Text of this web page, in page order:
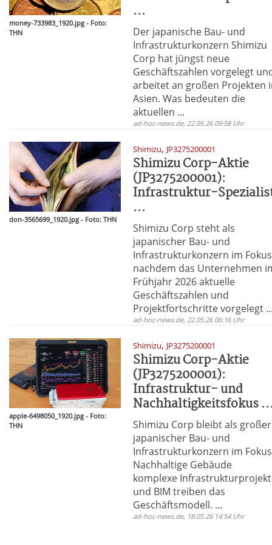
money-733983_1920.jpg - Foto:
THN
...
Der japanische Bau- und
Infrastrukturkonzern Shimizu
Corp hat jüngst neue
Geschäftszahlen vorgelegt
arbeitet an großen Projekten
Asien. Was bedeuten die
aktuellen ...
ad-hoc-news.de, 22.05.26 09:58 Uhr
don-3565699_1920.jpg - Foto: THN
Shimizu, JP3275200001
Shimizu Corp-Aktie
(JP3275200001):
Infrastruktur-
...
Shimizu Corp steht als
japanischer Bau- und
Infrastrukturkonzern im Fokus
nachdem das Unternehmen
Frühjahr 2026 aktuelle
Geschäftszahlen und
Projektfortschritte vorgelegt ...
ad-hoc-news.de, 22.05.26 06:16 Uhr
apple-6498050_1920.jpg - Foto:
THN
Shimizu, JP3275200001
Shimizu Corp-Aktie
(JP3275200001):
Infrastruktur- und
Nachhaltigkeitsfokus
Shimizu Corp bleibt als großer
japanischer Bau- und
Infrastrukturkonzern im
Nachhaltige Gebäude
komplexe
und BIM treiben das
Geschäftsmodell. ...
ad-hoc-news.de, 18.05.26 14:54 Uhr